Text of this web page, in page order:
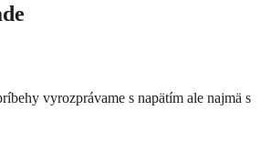
vyrozprávame s napätím ale najmä s